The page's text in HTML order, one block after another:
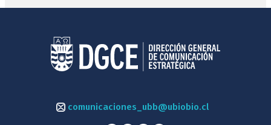
comunicaciones_ubb@ubiobio.cl